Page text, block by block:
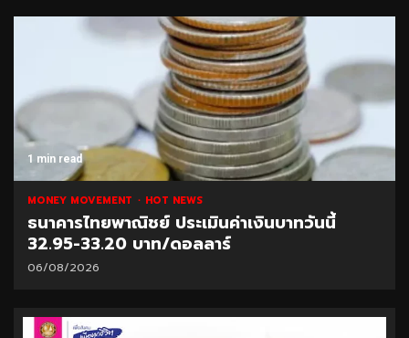
1 min read
MONEY MOVEMENT HOT NEWS
ธนาคารไทยพาณิชย์ ประเมินค่าเงินบาทวันนี้
32.95-33.20 บาท/ดอลลาร์
06/08/2026